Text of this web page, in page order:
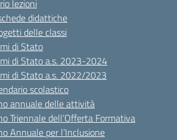
lezioni
didattiche
delle classi
di Stato
di Stato a.s. 2023-2024
di Stato a.s. 2022/2023
scolastico
annuale delle attività
Triennale dell’Offerta Formativa
Annuale per l’Inclusione